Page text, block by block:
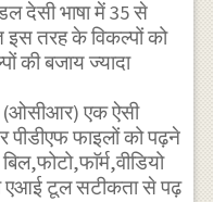
देसी भाषा में 35 से
इस तरह के विकल्पों को
की बजाय ज्यादा
(ओसीआर) एक ऐसी
पीडीएफ फाइलों को पढ़ने
एआई टूल सटीकता से पढ़